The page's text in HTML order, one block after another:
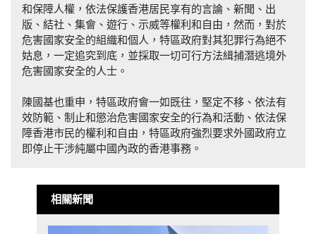
和保障人權，依法保護香港居民享有的言論、新聞、出
版、結社、集會、遊行、示威等權利和自由，然而，對於
危害國家安全的組織和個人，特區政府對其犯罪行為絕不
姑息，一定追究到底，並採取一切可行方法緝捕潛逃境外
危害國家安全的人士。
陳國基也重申，特區政府會一如既往，堅定不移、依法有
效防範、制止和懲治危害國家安全的行為和活動、依法保
障香港市民的權利和自由，特區政府強烈要求外國政府立
即停止干涉純屬中國內政的香港事務。
相關新聞